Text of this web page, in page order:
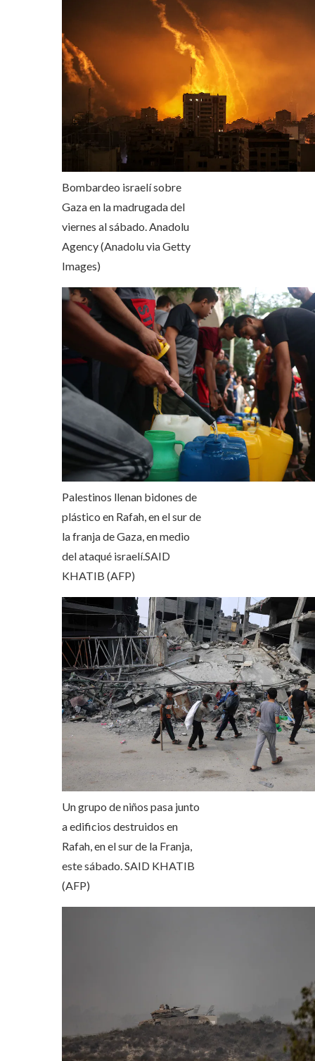
Bombardeo israelí sobre
Gaza en la madrugada del
viernes al sábado.Anadolu
Agency (Anadolu via Getty
Images)
Palestinos llenan bidones de
plástico en Rafah, en el sur de
la franja de Gaza, en medio
del ataqué israelí.SAID
KHATIB (AFP)
Un grupo de niños pasa junto
a edificios destruidos en
Rafah, en el sur de la Franja,
este sábado.SAID KHATIB
(AFP)